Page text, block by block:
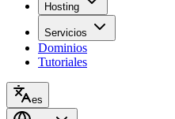
Hosting
Servicios
Dominios
Tutoriales
es